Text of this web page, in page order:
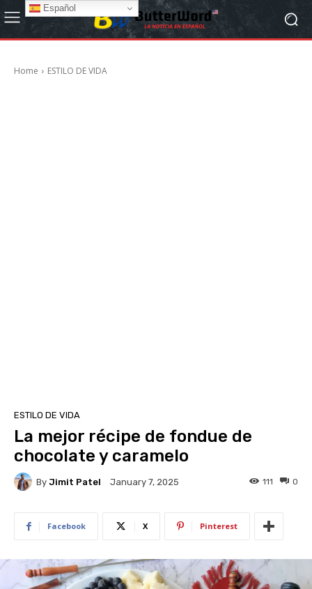
Home ESTILO DE VIDA
ESTILO DE VIDA
La mejor récipe de fondue de
chocolate y caramelo
By Jimit Patel January 7, 2025 0
111
Facebook X Pinterest
Español